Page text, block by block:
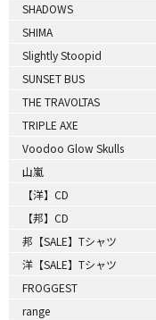
SHADOWS
SHIMA
Slightly Stoopid
SUNSET BUS
THE TRAVOLTAS
TRIPLE AXE
Voodoo Glow Skulls
山嵐
【洋】CD
【邦】CD
邦【SALE】Tシャツ
洋【SALE】Tシャツ
FROGGEST
range